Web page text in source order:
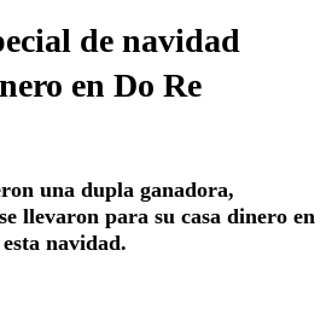
de navidad
en Do Re
una dupla ganadora,
llevaron para su casa dinero en
navidad.